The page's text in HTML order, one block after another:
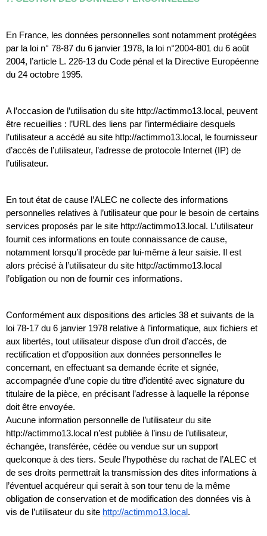
En France, les données personnelles sont notamment protégées
par la loi n° 78-87 du 6 janvier 1978, la loi n°2004-801 du 6 août
2004, l’article L. 226-13 du Code pénal et la Directive Européenne
du 24 octobre 1995.
A l’occasion de l’utilisation du site http://actimmo13.local, peuvent
être recueillies : l’URL des liens par l’intermédiaire desquels
l’utilisateur a accédé au site http://actimmo13.local, le fournisseur
d’accès de l’utilisateur, l’adresse de protocole Internet (IP) de
l’utilisateur.
En tout état de cause l’ALEC ne collecte des informations
personnelles relatives à l’utilisateur que pour le besoin de certains
services proposés par le site http://actimmo13.local. L’utilisateur
fournit ces informations en toute connaissance de cause,
notamment lorsqu’il procède par lui-même à leur saisie. Il est
alors précisé à l’utilisateur du site http://actimmo13.local
l’obligation ou non de fournir ces informations.
Conformément aux dispositions des articles 38 et suivants de la
loi 78-17 du 6 janvier 1978 relative à l’informatique, aux fichiers et
aux libertés, tout utilisateur dispose d’un droit d’accès, de
rectification et d’opposition aux données personnelles le
concernant, en effectuant sa demande écrite et signée,
accompagnée d’une copie du titre d’identité avec signature du
titulaire de la pièce, en précisant l’adresse à laquelle la réponse
doit être envoyée.
Aucune information personnelle de l’utilisateur du site
http://actimmo13.local n’est publiée à l’insu de l’utilisateur,
échangée, transférée, cédée ou vendue sur un support
quelconque à des tiers. Seule l’hypothèse du rachat de l’ALEC et
de ses droits permettrait la transmission des dites informations à
l’éventuel acquéreur qui serait à son tour tenu de la même
obligation de conservation et de modification des données vis à
vis de l’utilisateur du site http://actimmo13.local.